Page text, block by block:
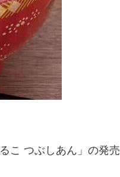
こ つぶしあん」の発売